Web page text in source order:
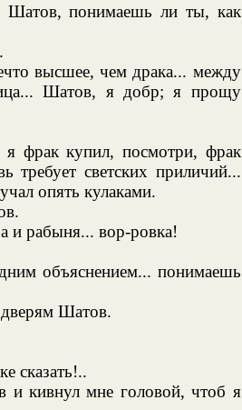
Шатов, понимаешь ли ты, как
высшее, чем драка... между
Шатов, я добр; я прощу
фрак купил, посмотри, фрак
требует светских приличий...
опять кулаками.
и рабыня... вор-ровка!
объяснением... понимаешь
Шатов.
сказать!..
кивнул мне головой, чтоб я